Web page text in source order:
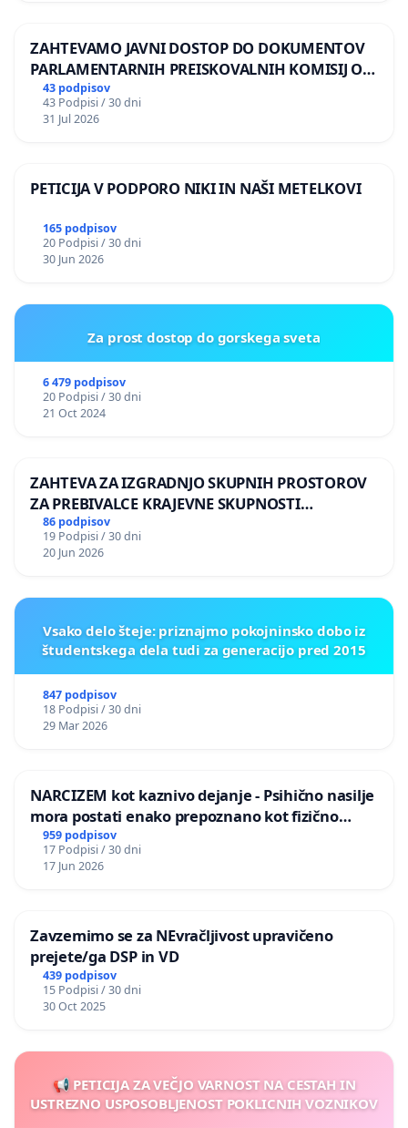
ZAHTEVAMO JAVNI DOSTOP DO DOKUMENTOV
PARLAMENTARNIH PREISKOVALNIH KOMISIJ O
ILEGALNI TRGOVINI Z OROŽJEM
43 podpisov
43 Podpisi / 30 dni
31 Jul 2026
PETICIJA V PODPORO NIKI IN NAŠI METELKOVI
165 podpisov
20 Podpisi / 30 dni
30 Jun 2026
Za prost dostop do gorskega sveta
6 479 podpisov
20 Podpisi / 30 dni
21 Oct 2024
ZAHTEVA ZA IZGRADNJO SKUPNIH PROSTOROV
ZA PREBIVALCE KRAJEVNE SKUPNOSTI
PRESTRANEK
86 podpisov
19 Podpisi / 30 dni
20 Jun 2026
Vsako delo šteje: priznajmo pokojninsko dobo iz
študentskega dela tudi za generacijo pred 2015
847 podpisov
18 Podpisi / 30 dni
29 Mar 2026
NARCIZEM kot kaznivo dejanje - Psihično nasilje
mora postati enako prepoznano kot fizično
nasilje
959 podpisov
17 Podpisi / 30 dni
17 Jun 2026
Zavzemimo se za NEvračljivost upravičeno
prejete/ga DSP in VD
439 podpisov
15 Podpisi / 30 dni
30 Oct 2025
📢 PETICIJA ZA VEČJO VARNOST NA CESTAH IN
USTREZNO USPOSOBLJENOST POKLICNIH VOZNIKOV